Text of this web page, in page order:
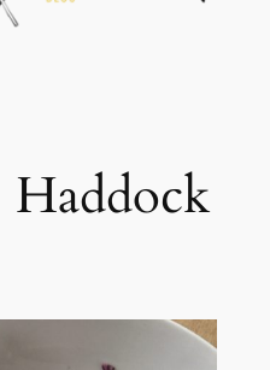
Haddock